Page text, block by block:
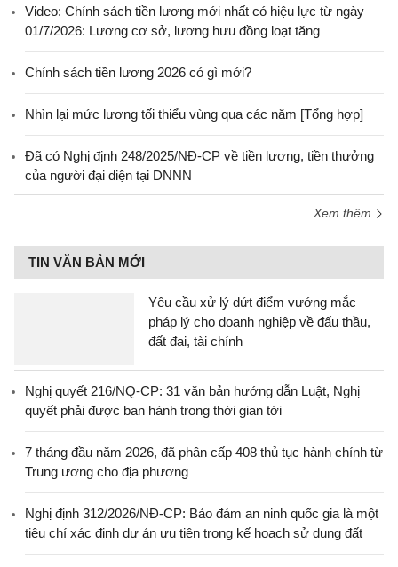
Video: Chính sách tiền lương mới nhất có hiệu lực từ ngày
01/7/2026: Lương cơ sở, lương hưu đồng loạt tăng
Chính sách tiền lương 2026 có gì mới?
Nhìn lại mức lương tối thiểu vùng qua các năm [Tổng hợp]
Đã có Nghị định 248/2025/NĐ-CP về tiền lương, tiền thưởng
của người đại diện tại DNNN
Xem thêm
TIN VĂN BẢN MỚI
Yêu cầu xử lý dứt điểm vướng mắc
pháp lý cho doanh nghiệp về đấu thầu,
đất đai, tài chính
Nghị quyết 216/NQ-CP: 31 văn bản hướng dẫn Luật, Nghị
quyết phải được ban hành trong thời gian tới
7 tháng đầu năm 2026, đã phân cấp 408 thủ tục hành chính từ
Trung ương cho địa phương
Nghị định 312/2026/NĐ-CP: Bảo đảm an ninh quốc gia là một
tiêu chí xác định dự án ưu tiên trong kế hoạch sử dụng đất